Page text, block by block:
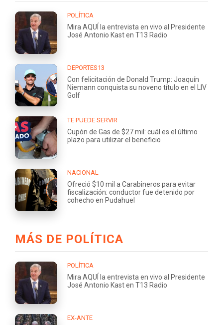
POLÍTICA
Mira AQUÍ la entrevista en vivo al Presidente
José Antonio Kast en T13 Radio
DEPORTES13
Con felicitación de Donald Trump: Joaquín
Niemann conquista su noveno título en el LIV
Golf
TE PUEDE SERVIR
Cupón de Gas de $27 mil: cuál es el último
plazo para utilizar el beneficio
NACIONAL
Ofreció $10 mil a Carabineros para evitar
fiscalización: conductor fue detenido por
cohecho en Pudahuel
MÁS DE POLÍTICA
POLÍTICA
Mira AQUÍ la entrevista en vivo al Presidente
José Antonio Kast en T13 Radio
EX-ANTE